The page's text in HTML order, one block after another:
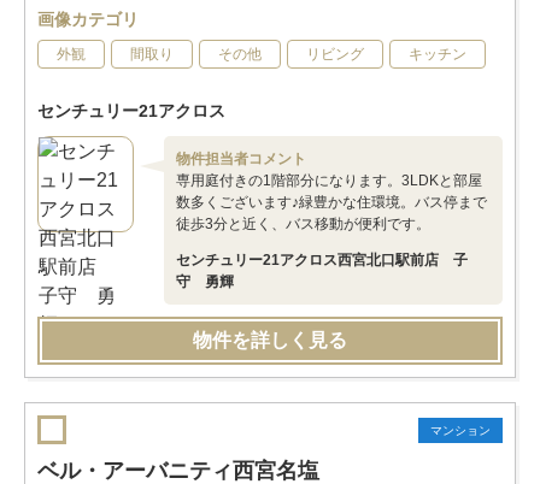
画像カテゴリ
外観 間取り その他 リビング キッチン
センチュリー21アクロス
物件担当者コメント
専用庭付きの1階部分になります。3LDKと部屋
数多くございます♪緑豊かな住環境。バス停まで
徒歩3分と近く、バス移動が便利です。
センチュリー21アクロス西宮北口駅前店 子
守 勇輝
物件を詳しく見る
マンション
ベル・アーバニティ西宮名塩